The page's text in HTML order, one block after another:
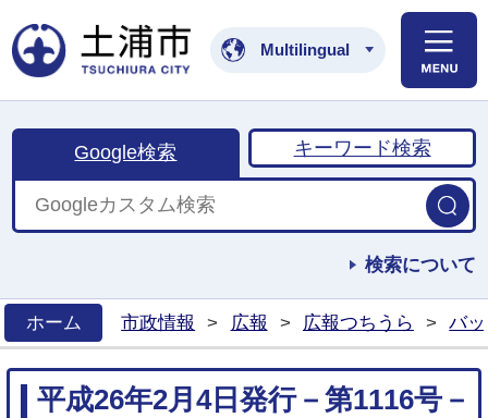
土浦市公式ホームペ
Multilingual
Google検索 キーワード検索
検索について
ホーム
市政情報 > 広報 > 広報つちうら > バ
平成26年2月4日発行－第1116号－